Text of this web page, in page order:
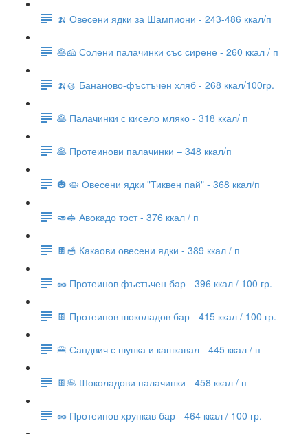
🍌 Овесени ядки за Шампиони - 243-486 ккал/п
🥞🧀 Солени палачинки със сирене - 260 ккал / п
🍌🥮 Бананово-фъстъчен хляб - 268 ккал/100гр.
🥞 Палачинки с кисело мляко - 318 ккал/ п
🥞 Протеинови палачинки – 348 ккал/п
🎃 🥧 Овесени ядки "Тиквен пай" - 368 ккал/п
🥑🥪 Авокадо тост - 376 ккал / п
🍫🥣 Какаови овесени ядки - 389 ккал / п
🥜 Протеинов фъстъчен бар - 396 ккал / 100 гр.
🍫 Протеинов шоколадов бар - 415 ккал / 100 гр.
🍔 Сандвич с шунка и кашкавал - 445 ккал / п
🍫🥞 Шоколадови палачинки - 458 ккал / п
🥜 Протеинов хрупкав бар - 464 ккал / 100 гр.